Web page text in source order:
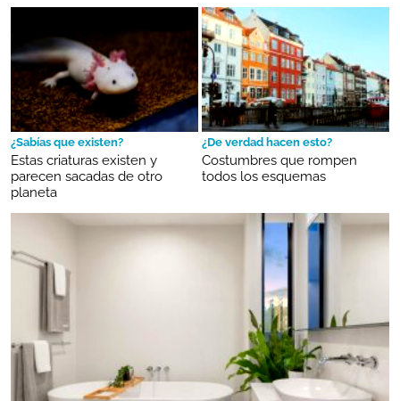
¿Sabías que existen?
Estas criaturas existen y
parecen sacadas de otro
planeta
¿De verdad hacen esto?
Costumbres que rompen
todos los esquemas